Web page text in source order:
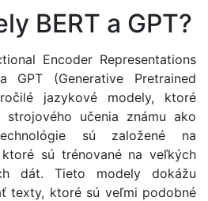
BERT a GPT?
Encoder Representations
GPT (Generative Pretrained
jazykové modely, ktoré
strojového učenia známu ako
sú založené na
sú trénované na veľkých
dát. Tieto modely dokážu
texty, ktoré sú veľmi podobné